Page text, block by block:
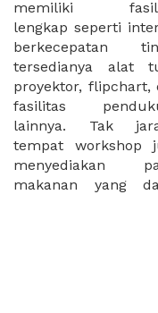
memiliki
lengkap seperti
berkecepatan
tersedianya alat
proyektor, flipchart,
fasilitas
lainnya. Tak
tempat workshop
menyediakan
makanan yang
idaman disini,
dengan fasilitas
makanan,
juga
ratusan lokasi
yang mudah
dengan busway,
raya maupun